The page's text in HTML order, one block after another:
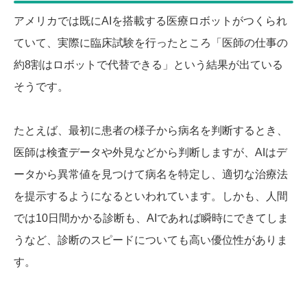
アメリカでは既にAIを搭載する医療ロボットがつくられ
ていて、実際に臨床試験を行ったところ「医師の仕事の
約8割はロボットで代替できる」という結果が出ている
そうです。
たとえば、最初に患者の様子から病名を判断するとき、
医師は検査データや外見などから判断しますが、AIはデ
ータから異常値を見つけて病名を特定し、適切な治療法
を提示するようになるといわれています。しかも、人間
では10日間かかる診断も、AIであれば瞬時にできてしま
うなど、診断のスピードについても高い優位性がありま
す。